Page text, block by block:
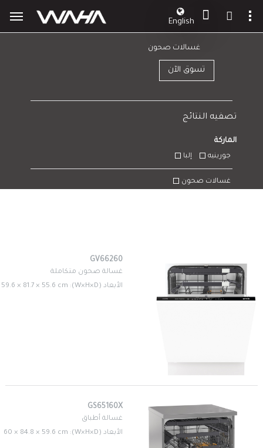
English
غسالات صحون
تسوق الآن
تصفيه النتائج
الماركة
إلبا جورينيه
غسالات صحون
GV66260
غسالة صحون متكاملة
الأبعاد (W×H×D): 59.6 × 81.7 × 55.6 cm
GS65160X
غسالة أطباق
الأبعاد (W×H×D): 60 × 84.8 × 59.6 cm